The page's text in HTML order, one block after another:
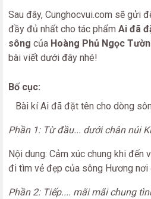
Sau đây, Cunghocvui.com sẽ gửi
đầy đủ nhất cho tác phẩm Ai đã
sông của Hoàng Phủ Ngọc
bài viết dưới đây nhé!
Bố cục:
Bài kí Ai đã đặt tên cho dòng
Phần 1: Từ đầu... dưới chân núi
Nội dung: Cảm xúc chung khi đến
đi tìm vẻ đẹp của sông Hương nơi
Phần 2: Tiếp.... mãi mãi chung